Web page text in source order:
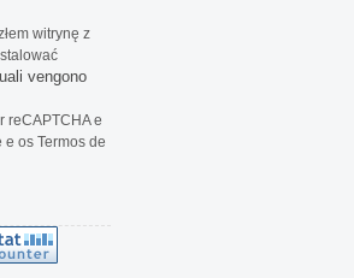
witrynę z
vengono
reCAPTCHA e
os Termos de